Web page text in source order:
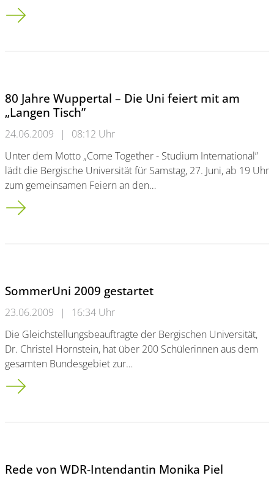
Kooperation mit der Bundesanstalt für Arbeitsschutz und
80 Jahre Wuppertal – Die Uni feiert mit am
„Langen Tisch”
24.06.2009 |
08:12 Uhr
Unter dem Motto „Come Together - Studium International”
lädt die Bergische Universität für Samstag, 27. Juni, ab 19 Uhr
zum gemeinsamen Feiern an den…
80 Jahre Wuppertal – Die Uni feiert mit am „Langen Tisch”
SommerUni 2009 gestartet
23.06.2009 |
16:34 Uhr
Die Gleichstellungsbeauftragte der Bergischen Universität,
Dr. Christel Hornstein, hat über 200 Schülerinnen aus dem
gesamten Bundesgebiet zur…
SommerUni 2009 gestartet
Rede von WDR-Intendantin Monika Piel